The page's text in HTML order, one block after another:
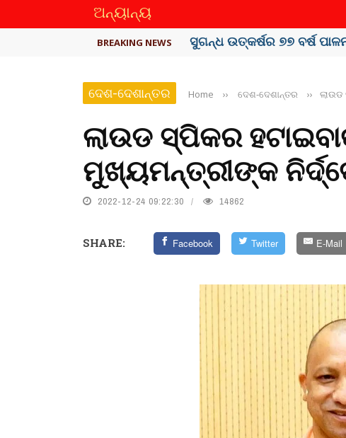
ଅନ୍ୟାନ୍ୟ
BREAKING NEWS ୟୁପିଆଇ ଓ ଅନ୍ୟାନ୍ୟ ଡିଜିଟାଲ୍
ଦେଶ-ଦେଶାନ୍ତର Home ›› ଦେଶ-ଦେଶାନ୍ତର ››
ଲାଉଡ ସ୍ପିକର
ମୁଖ୍ୟମନ୍ତ୍ରୀଙ୍କ
2022-12-24 09:22:30 14862
SHARE: Facebook Twitter E-Mail